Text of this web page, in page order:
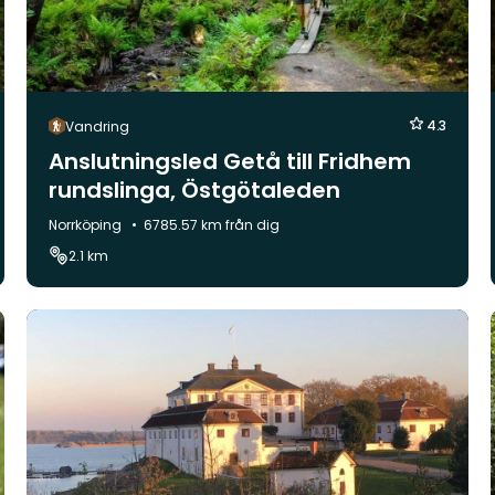
Vandring 4.3
Anslutningsled Getå till Fridhem
rundslinga, Östgötaleden
Kommun:
Norrköping
6785.57 km från dig
2.1 km